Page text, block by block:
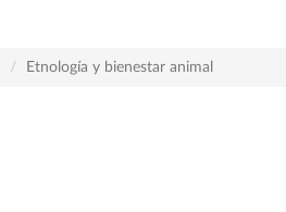
Etnología y bienestar animal